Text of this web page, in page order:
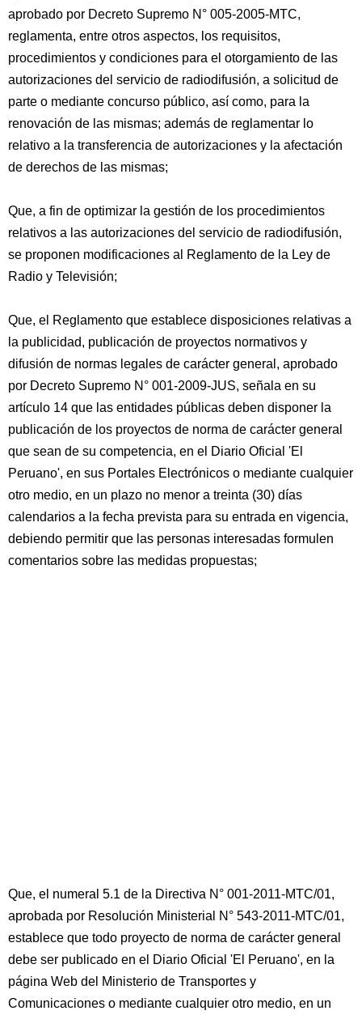
aprobado por Decreto Supremo N° 005-2005-MTC,
reglamenta, entre otros aspectos, los requisitos,
procedimientos y condiciones para el otorgamiento de las
autorizaciones del servicio de radiodifusión, a solicitud de
parte o mediante concurso público, así como, para la
renovación de las mismas; además de reglamentar lo
relativo a la transferencia de autorizaciones y la afectación
de derechos de las mismas;
Que, a fin de optimizar la gestión de los procedimientos
relativos a las autorizaciones del servicio de radiodifusión,
se proponen modificaciones al Reglamento de la Ley de
Radio y Televisión;
Que, el Reglamento que establece disposiciones relativas a
la publicidad, publicación de proyectos normativos y
difusión de normas legales de carácter general, aprobado
por Decreto Supremo N° 001-2009-JUS, señala en su
artículo 14 que las entidades públicas deben disponer la
publicación de los proyectos de norma de carácter general
que sean de su competencia, en el Diario Oficial 'El
Peruano', en sus Portales Electrónicos o mediante cualquier
otro medio, en un plazo no menor a treinta (30) días
calendarios a la fecha prevista para su entrada en vigencia,
debiendo permitir que las personas interesadas formulen
comentarios sobre las medidas propuestas;
Que, el numeral 5.1 de la Directiva N° 001-2011-MTC/01,
aprobada por Resolución Ministerial N° 543-2011-MTC/01,
establece que todo proyecto de norma de carácter general
debe ser publicado en el Diario Oficial 'El Peruano', en la
página Web del Ministerio de Transportes y
Comunicaciones o mediante cualquier otro medio, en un